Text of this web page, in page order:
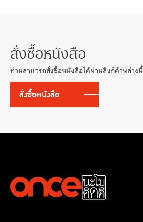
สั่งซื้อหนังสือ
ท่านสามารถสั่งซื้อหนังสือได้ผ่านลิงก์ด้านล่างนี้
สั่งซื้อหนังสือ